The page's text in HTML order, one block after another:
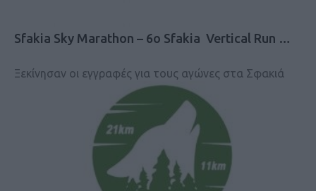
Sfakia Sky Marathon – 6ο Sfakia Vertical Run …
Ξεκίνησαν οι εγγραφές για τους αγώνες στα Σφακιά